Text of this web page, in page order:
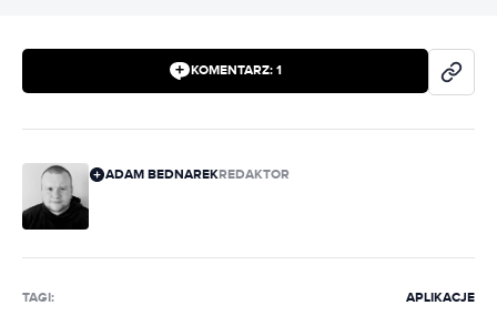
KOMENTARZ: 1
ADAM BEDNAREKREDAKTOR
TAGI: APLIKACJE